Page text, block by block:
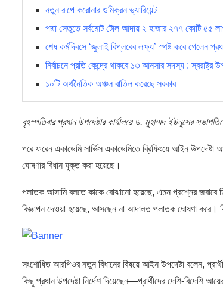
নতুন রূপে করোনার ওমিক্রন ভ্যারিয়েন্ট
পদ্মা সেতুতে সর্বমোট টোল আদায় ২ হাজার ২৭৭ কোটি ৫৫
শেষ কর্মদিবসে ‘জুলাই বিপ্লবের লক্ষ্য’ স্পষ্ট করে গেলেন
নির্বাচনে প্রতি কেন্দ্রে থাকবে ১৩ আনসার সদস্য : স্বরাষ্ট্র
১০টি অর্থনৈতিক অঞ্চল বাতিল করেছে সরকার
বৃহস্পতিবার প্রধান উপদেষ্টার কার্যালয়ে ড. মুহাম্মদ ইউনূসের
পরে ফরেন একাডেমি সার্ভিস একাডেমিতে ব্রিফিংয়ে আইন
ঘোষণার বিধান যুক্ত করা হয়েছে।
পলাতক আসামি বলতে কাকে বোঝানো হয়েছে, এমন প্রশ্নের
বিজ্ঞাপন দেওয়া হয়েছে, আসছেন না আদালত পলাতক ঘোষণা করে।
সংশোধিত আরপিওর নতুন বিধানের বিষয়ে আইন উপদেষ্টা বলেন,
কিছু প্রধান উপদেষ্টা নির্দেশ দিয়েছেন—প্রার্থীদের দেশি-বিদেশি